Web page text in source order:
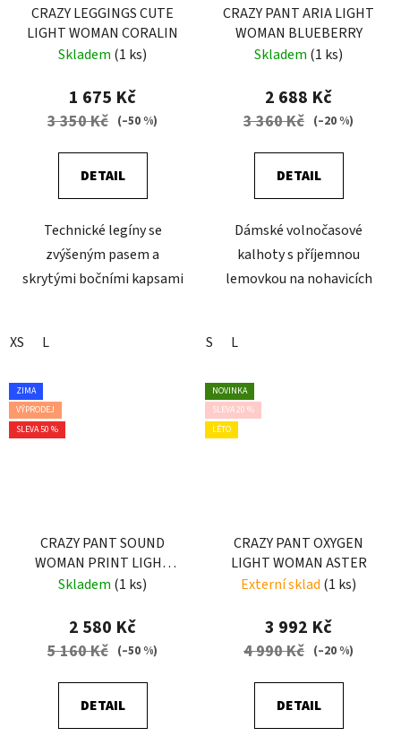
CRAZY LEGGINGS CUTE
LIGHT WOMAN CORALIN
Skladem (1 ks)
1 675 Kč
3 350 Kč (–50 %)
DETAIL
Technické legíny se
zvýšeným pasem a
skrytými bočními kapsami
XS L
CRAZY PANT ARIA LIGHT
WOMAN BLUEBERRY
Skladem (1 ks)
2 688 Kč
3 360 Kč (–20 %)
DETAIL
Dámské volnočasové
kalhoty s příjemnou
lemovkou na nohavicích
S L
ZIMA
VÝPRODEJ
SLEVA 50 %
CRAZY PANT SOUND
WOMAN PRINT LIGHT
JEANS
Skladem (1 ks)
2 580 Kč
5 160 Kč (–50 %)
DETAIL
NOVINKA
SLEVA 20 %
LÉTO
CRAZY PANT OXYGEN
LIGHT WOMAN ASTER
Externí sklad (1 ks)
3 992 Kč
4 990 Kč (–20 %)
DETAIL